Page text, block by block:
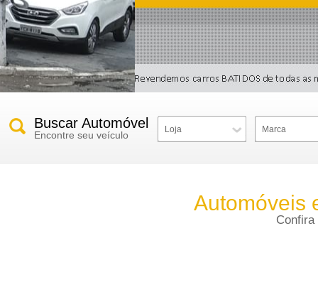
Buscar Automóvel
Encontre seu veículo Loja Marca
Automóveis
Confira